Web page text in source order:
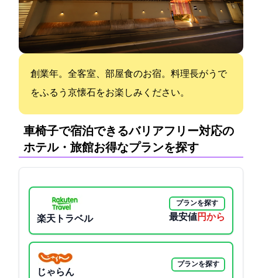
創業87年。全客室、部屋食のお宿。料理長がうで
をふるう京懐石をお楽しみください。
車椅子で宿泊できるバリアフリー対応の
ホテル・旅館:お得なプランを探す
楽天トラベル
プランを探す
最安値11400円から
じゃらん
プランを探す